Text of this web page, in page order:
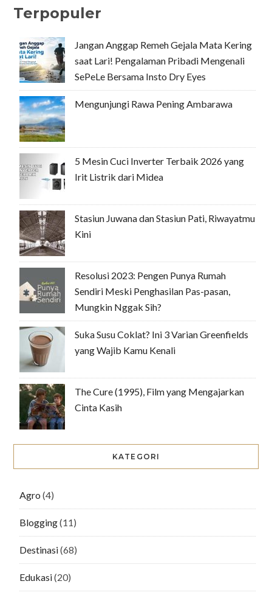
Terpopuler
Jangan Anggap Remeh Gejala Mata Kering
saat Lari! Pengalaman Pribadi Mengenali
SePeLe Bersama Insto Dry Eyes
Mengunjungi Rawa Pening Ambarawa
5 Mesin Cuci Inverter Terbaik 2026 yang
Irit Listrik dari Midea
Stasiun Juwana dan Stasiun Pati, Riwayatmu
Kini
Resolusi 2023: Pengen Punya Rumah
Sendiri Meski Penghasilan Pas-pasan,
Mungkin Nggak Sih?
Suka Susu Coklat? Ini 3 Varian Greenfields
yang Wajib Kamu Kenali
The Cure (1995), Film yang Mengajarkan
Cinta Kasih
KATEGORI
Agro (4)
Blogging(11)
Destinasi(68)
Edukasi(20)